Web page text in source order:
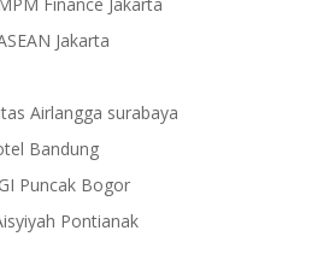
Jakarta
Airlangga surabaya
Bandung
Puncak Bogor
Pontianak